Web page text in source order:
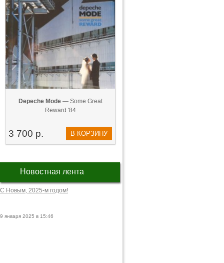
Depeche Mode— Some Great
Reward '84
3 700 р. В КОРЗИНУ
Новостная лента
С Новым, 2025-м годом!
9 января 2025 в 15:46